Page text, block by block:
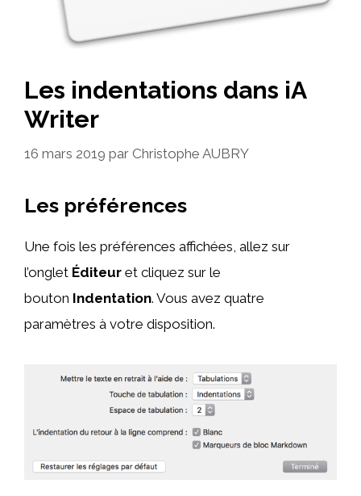
Les indentations dans iA
Writer
16 mars 2019 par Christophe AUBRY
Les préférences
Une fois les préférences affichées, allez sur
l’onglet Éditeur et cliquez sur le
bouton Indentation. Vous avez quatre
paramètres à votre disposition.